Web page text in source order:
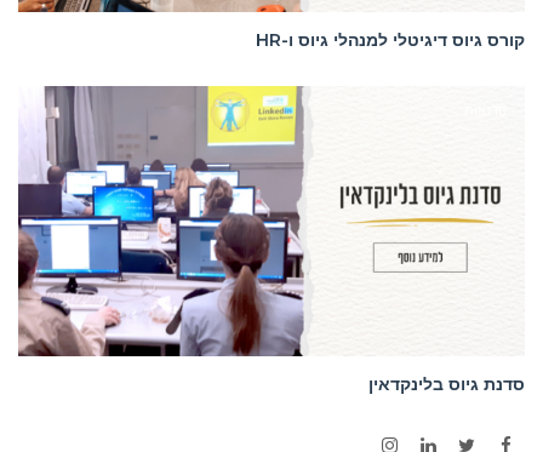
קורס גיוס דיגיטלי למנהלי גיוס ו-HR
סדנת גיוס בלינקדאין